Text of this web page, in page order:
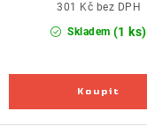
Skladem (1 ks)
301 Kč bez DPH